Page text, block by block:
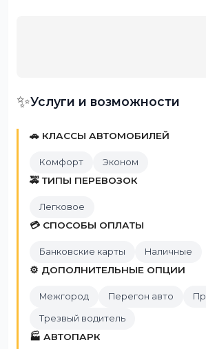
✨Услуги и возможности
🚗 КЛАССЫ АВТОМОБИЛЕЙ
Комфорт Эконом
🚕 ТИПЫ ПЕРЕВОЗОК
Легковое
💳 СПОСОБЫ ОПЛАТЫ
Банковские карты Наличные
⚙️ ДОПОЛНИТЕЛЬНЫЕ ОПЦИИ
Межгород Перегон авто
Трезвый водитель
🏭 АВТОПАРК